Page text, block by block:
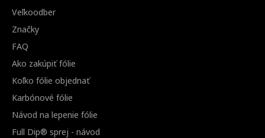
Veľkoodber
Značky
FAQ
Ako zakúpiť fólie
Koľko fólie objednať
Karbónové fólie
Návod na lepenie fólie
Full Dip® sprej - návod